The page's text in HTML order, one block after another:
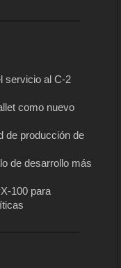
servicio al C-2
como nuevo
de producción de
de desarrollo más
100 para